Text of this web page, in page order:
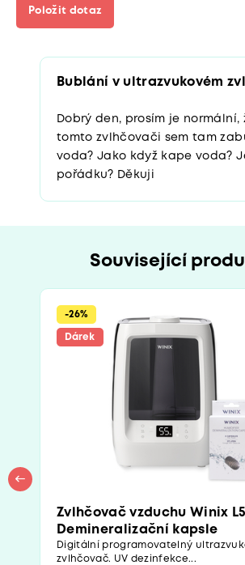
Položit dotaz
Bublání v ultrazvukovém
Dobrý den, prosím je normální,
tomto zvlhčovači sem tam
voda? Jako když kape voda?
pořádku? Děkuji
Související
Dárek
-26%
Zvlhčovač vzduchu Winix
Demineralizační kapsle
Digitální programovatelný
zvlhčovač. UV dezinfekce...